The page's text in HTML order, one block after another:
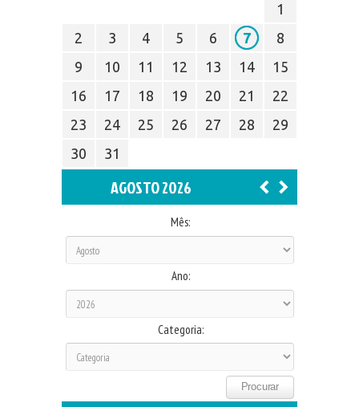
1
2
3 4 5 6 7
8
9
10 11 12 13 14
15
16
17 18 19 20 21
22
23
24 25 26 27 28
29
30
31
AGOSTO 2026
Mês:
Ano:
Categoria: